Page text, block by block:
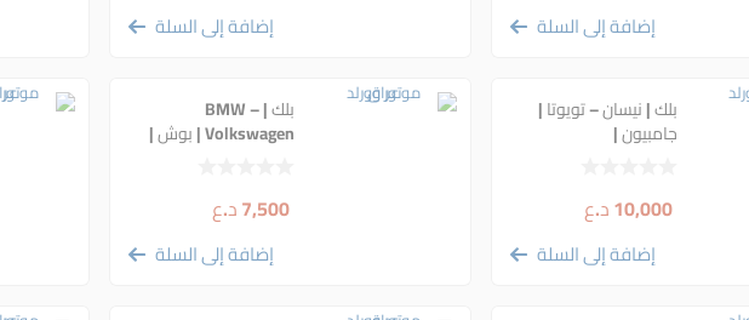
إضافة إلى السلة إضافة إلى السلة
بلك | نيسان – تويوتا |
جامبيون |
10,000د.ع
إضافة إلى السلة
بلك | BMW –
Volkswagen | بوش |
7,500د.ع
إضافة إلى السلة